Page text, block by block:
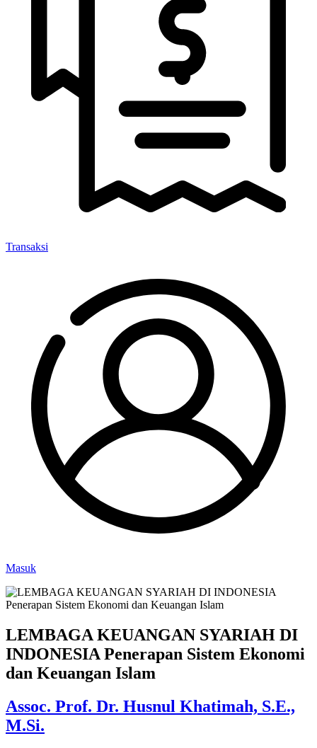
Transaksi
Masuk
LEMBAGA KEUANGAN SYARIAH DI
INDONESIA Penerapan Sistem Ekonomi
dan Keuangan Islam
Assoc. Prof. Dr. Husnul Khatimah, S.E.,
M.Si.